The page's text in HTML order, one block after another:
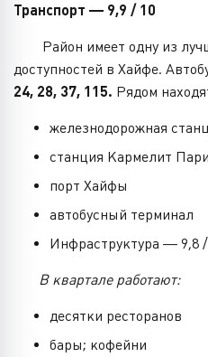
Транспорт — 9,9 / 10
Район имеет одну из
доступностей в Хайфе.
24, 28, 37, 115. Рядом
железнодорожная
станция Кармелит
порт Хайфы
автобусный терминал
Инфраструктура — 9,8
В квартале работают:
десятки ресторанов
бары; кофейни